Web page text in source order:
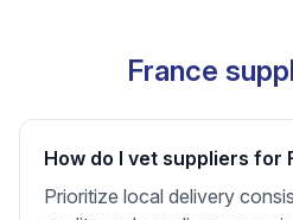
France
How do I vet suppliers for
Prioritize local delivery